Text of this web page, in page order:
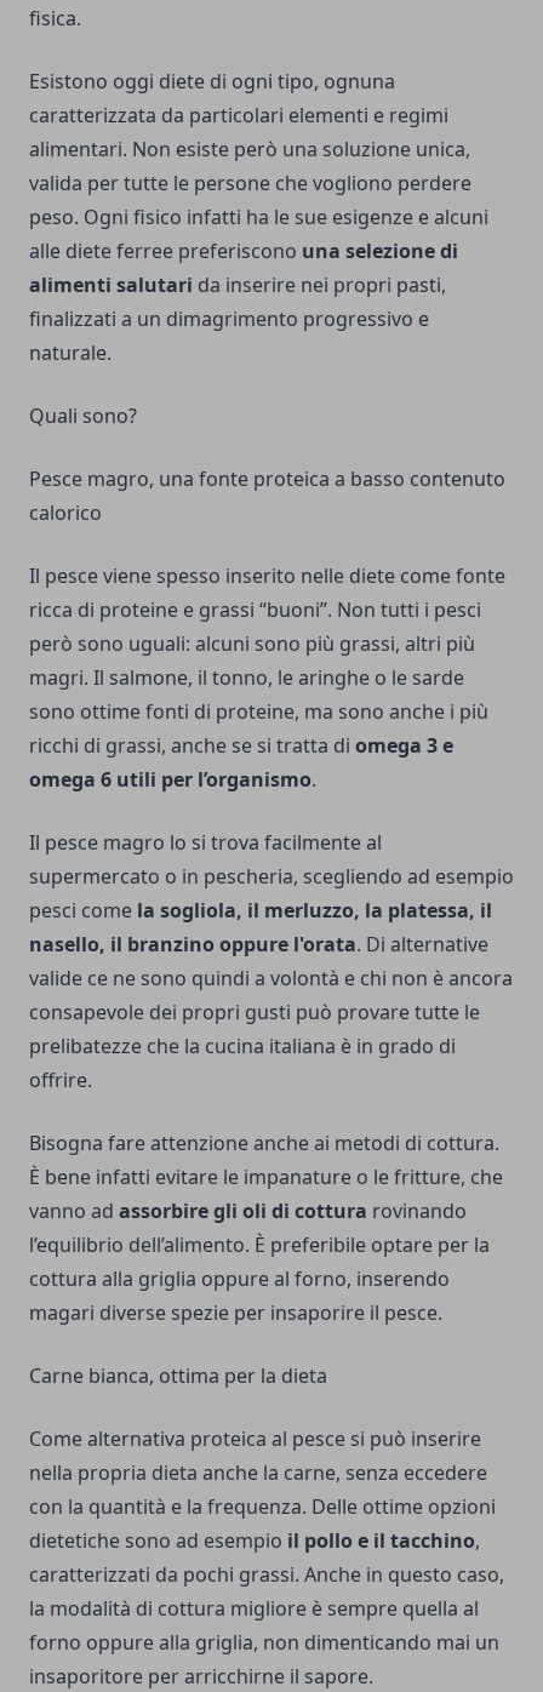
fisica.
Esistono oggi diete di ogni tipo, ognuna
caratterizzata da particolari elementi e regimi
alimentari. Non esiste però una soluzione unica,
valida per tutte le persone che vogliono perdere
peso. Ogni fisico infatti ha le sue esigenze e alcuni
alle diete ferree preferiscono una selezione di
alimenti salutari da inserire nei propri pasti,
finalizzati a un dimagrimento progressivo e
naturale.
Quali sono?
Pesce magro, una fonte proteica a basso contenuto
calorico
Il pesce viene spesso inserito nelle diete come fonte
ricca di proteine e grassi “buoni”. Non tutti i pesci
però sono uguali: alcuni sono più grassi, altri più
magri. Il salmone, il tonno, le aringhe o le sarde
sono ottime fonti di proteine, ma sono anche i più
ricchi di grassi, anche se si tratta di omega 3 e
omega 6 utili per l’organismo.
Il pesce magro lo si trova facilmente al
supermercato o in pescheria, scegliendo ad esempio
pesci come la sogliola, il merluzzo, la platessa, il
nasello, il branzino oppure l'orata. Di alternative
valide ce ne sono quindi a volontà e chi non è ancora
consapevole dei propri gusti può provare tutte le
prelibatezze che la cucina italiana è in grado di
offrire.
Bisogna fare attenzione anche ai metodi di cottura.
È bene infatti evitare le impanature o le fritture, che
vanno ad assorbire gli oli di cottura rovinando
l’equilibrio dell’alimento. È preferibile optare per la
cottura alla griglia oppure al forno, inserendo
magari diverse spezie per insaporire il pesce.
Carne bianca, ottima per la dieta
Come alternativa proteica al pesce si può inserire
nella propria dieta anche la carne, senza eccedere
con la quantità e la frequenza. Delle ottime opzioni
dietetiche sono ad esempio il pollo e il tacchino,
caratterizzati da pochi grassi. Anche in questo caso,
la modalità di cottura migliore è sempre quella al
forno oppure alla griglia, non dimenticando mai un
insaporitore per arricchirne il sapore.